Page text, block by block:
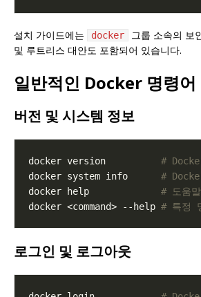
설치 가이드에는 docker
그룹 소속의 보
및 루트리스 대안도 포함되어 있습니다.
일반적인 Docker 명령어
버전 및 시스템 정보
docker version #
docker system info #
docker help # 도움
docker <command> --help # 특정
로그인 및 로그아웃